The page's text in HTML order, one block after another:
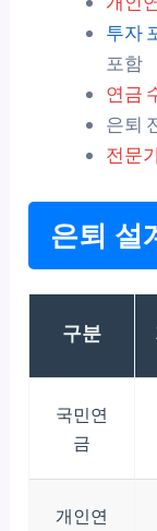
투자
포함
연금
은퇴
전문
은퇴 설
구분
국민연
금
개인연